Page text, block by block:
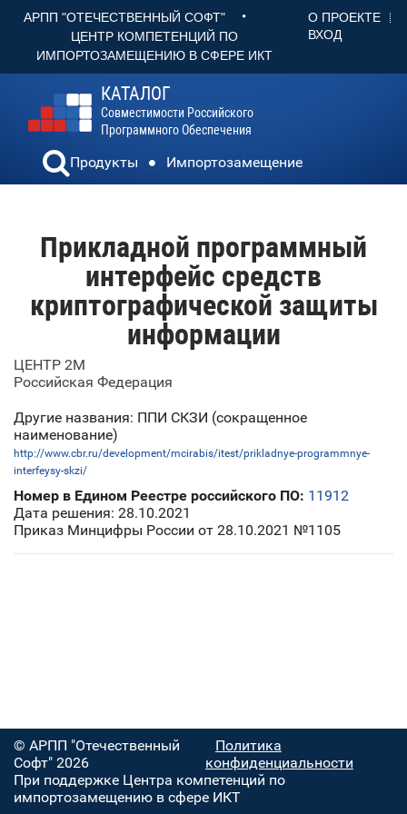
АРПП "ОТЕЧЕСТВЕННЫЙ СОФТ" •
ЦЕНТР КОМПЕТЕНЦИЙ ПО
ИМПОРТОЗАМЕЩЕНИЮ В СФЕРЕ ИКТ
О ПРОЕКТЕ
ВХОД
КАТАЛОГ
Совместимости Российского
Программного Обеспечения
Продукты Импортозамещение
Прикладной программный
интерфейс средств
криптографической защиты
информации
ЦЕНТР 2М
Российская Федерация
Другие названия: ППИ СКЗИ (сокращенное
наименование)
http://www.cbr.ru/development/mcirabis/itest/prikladnye-programmnye-
interfeysy-skzi/
Номер в Едином Реестре российского ПО: 11912
Дата решения: 28.10.2021
Приказ Минцифры России от 28.10.2021 №1105
© АРПП "Отечественный
Софт" 2026
Политика
конфиденциальности
При поддержке Центра компетенций по
импортозамещению в сфере ИКТ